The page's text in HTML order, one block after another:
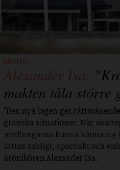
KRÖNIKA
Alexander Isa:
makten tåla större
"Den nya lagen ger
granska situationer. När
medborgarna kunna känna
fattas sakligt, opartiskt och
krönikören Alexander Isa.